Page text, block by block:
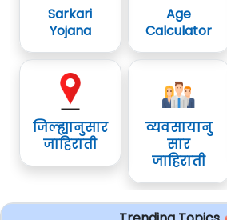
Sarkari
Yojana
Age
Calculator
जिल्ह्यानुसार
जाहिराती
व्यवसायानु
सार
जाहिराती